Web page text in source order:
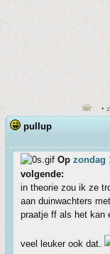
•
pullup
Op zondag
volgende:
in theorie zou ik ze
aan duinwachters
praatje ff als het kan
veel leuker ook dat.